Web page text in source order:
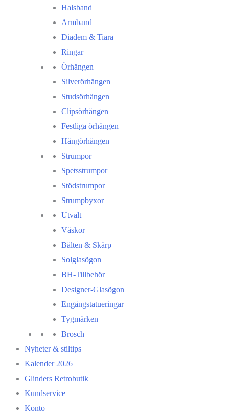
Halsband
Armband
Diadem & Tiara
Ringar
Örhängen
Silverörhängen
Studsörhängen
Clipsörhängen
Festliga örhängen
Hängörhängen
Strumpor
Spetsstrumpor
Stödstrumpor
Strumpbyxor
Utvalt
Väskor
Bälten & Skärp
Solglasögon
BH-Tillbehör
Designer-Glasögon
Engångstatueringar
Tygmärken
Brosch
Nyheter & stiltips
Kalender 2026
Glinders Retrobutik
Kundservice
Konto